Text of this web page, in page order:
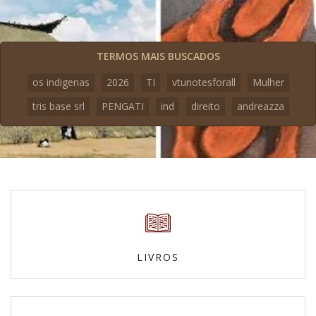
TERMOS MAIS BUSCADOS
os indigenas
2026 TI vtunotesforall
Mulher
tris base srl
PENGATI ind direito andreazza
LIVROS